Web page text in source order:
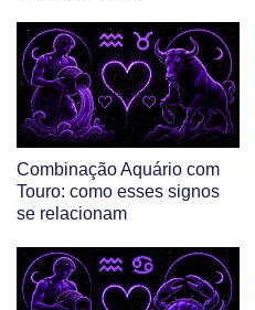
Combinação Aquário com
Touro: como esses signos
se relacionam